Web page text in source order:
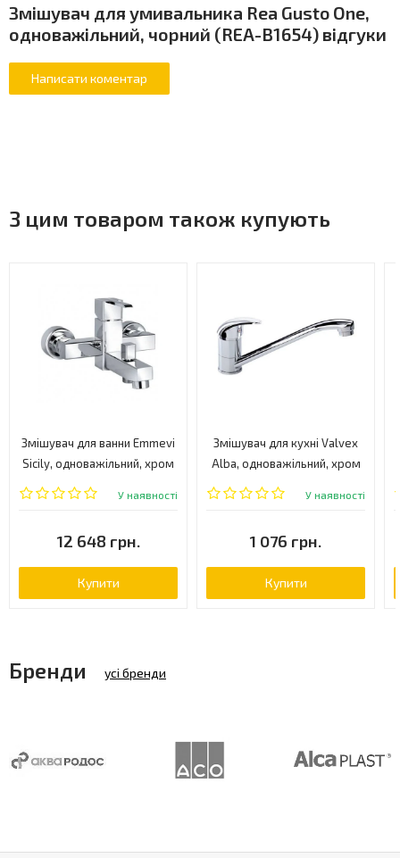
Змішувач для умивальника Rea Gusto One,
одноважільний, чорний (REA-B1654) відгуки
З цим товаром також купують
Змішувач для ванни Emmevi
Sicily, одноважільний, хром
(CR38001)
У наявності
12 648 грн.
Купити
Змішувач для кухні Valvex
Alba, одноважільний, хром
(2453910)
У наявності
1 076 грн.
Купити
Бренди усі бренди